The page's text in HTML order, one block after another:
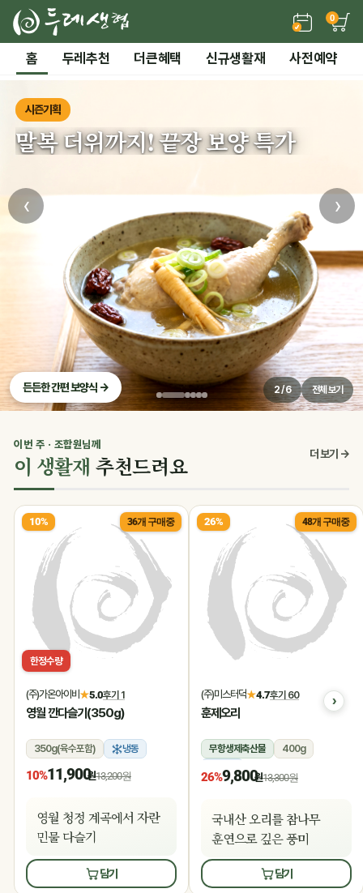
0
홈 두레추천 더큰혜택 신규생활재 사전예약
시즌기획
말복 더위까지! 끝장 보양 특가
든든한 간편 보양식 →
‹ ›
2 / 6 전체 보기
0
이번 주 · 조합원님께
이 생활재 추천드려요 더 보기 →
10% 36개 구매중
한정수량
(주)가온아이비 ★5.0후기 1
영월 깐다슬기(350g)
350g(육수포함) 냉동
10%11,900원13,200원
영월 청정 계곡에서 자란
민물 다슬기
담기
26% 48개 구매중
(주)미스터덕★4.7후기 60
훈제오리
무항생제축산물
400g
냉동
26%9,800원13,300원
국내산 오리를 참나무
훈연으로 깊은 풍미
담기